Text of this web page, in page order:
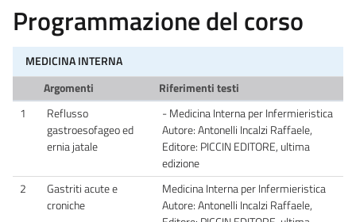
Programmazione del corso
MEDICINA INTERNA
Argomenti
Riferimenti testi
1
Reflusso
gastroesofageo ed
ernia jatale
- Medicina Interna per Infermieristica
Autore: Antonelli Incalzi Raffaele,
Editore: PICCIN EDITORE, ultima
edizione
2
Gastriti acute e
croniche
Medicina Interna per Infermieristica
Autore: Antonelli Incalzi Raffaele,